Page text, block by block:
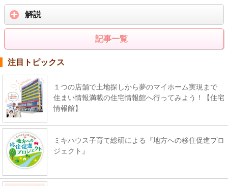
解説
記事一覧
注目トピックス
１つの店舗で土地探しから夢のマイホーム実現まで
住まい情報満載の住宅情報館へ行ってみよう！【住宅
情報館】
ミキハウス子育て総研による『地方への移住促進プロ
ジェクト』